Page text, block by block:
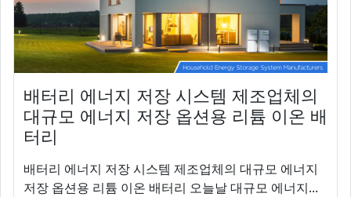
배터리 에너지 저장 시스템 제조업체의
대규모 에너지 저장 옵션용 리튬 이온 배
터리
배터리 에너지 저장 시스템 제조업체의 대규모 에너지
저장 옵션용 리튬 이온 배터리 오늘날 대규모 에너지...